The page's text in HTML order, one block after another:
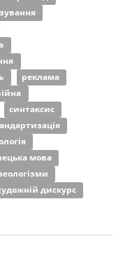
реклама
синтаксис
мова
дискурс